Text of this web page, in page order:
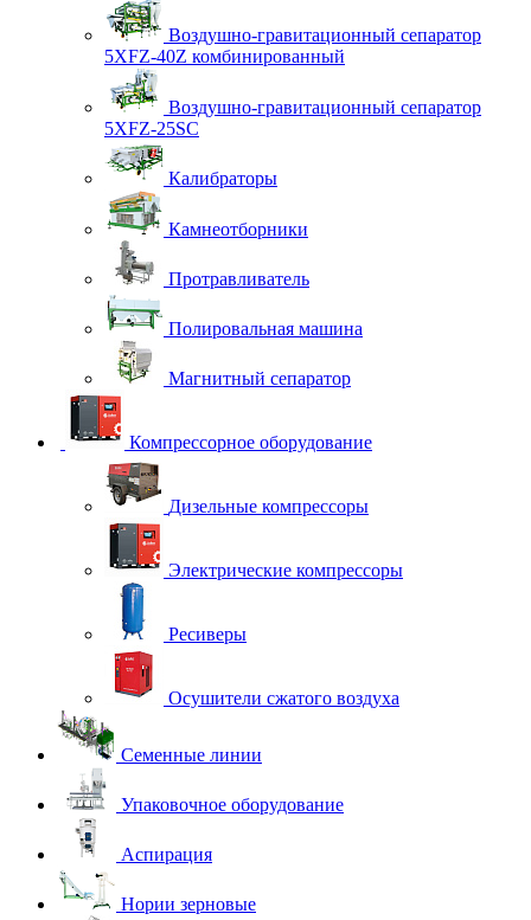
Воздушно-гравитационный сепаратор
5XFZ-40Z комбинированный
Воздушно-гравитационный сепаратор
5XFZ-25SC
Калибраторы
Камнеотборники
Протравливатель
Полировальная машина
Магнитный сепаратор
Компрессорное оборудование
Дизельные компрессоры
Электрические компрессоры
Ресиверы
Осушители сжатого воздуха
Семенные линии
Упаковочное оборудование
Аспирация
Нории зерновые